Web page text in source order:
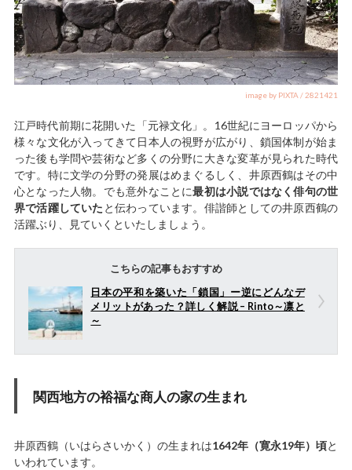
image by PIXTA / 2821421
江戸時代前期に花開いた「元禄文化」。16世紀にヨーロッパから
様々な文化が入ってきて日本人の視野が広がり、鎖国体制が始ま
った後も学問や芸術など多くの分野に大きな変革が見られた時代
です。特に文学の分野の発展はめまぐるしく、井原西鶴はその中
心となった人物。でも意外なことに最初は小説ではなく俳句の世
界で活躍していた と伝わっています。俳諧師としての井原西鶴の
活躍ぶり、見ていくといたしましょう。
こちらの記事もおすすめ
日本の平和を築いた「鎖国」ー逆にどんなデ
メリットがあった？詳しく解説 – Rinto～凛と
～
関西地方の裕福な商人の家の生まれ
井原西鶴（いはらさいかく）の生まれは1642年（寛永19年）頃と
いわれています。